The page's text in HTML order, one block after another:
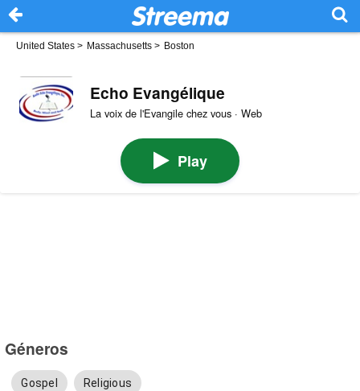
United States > Massachusetts > Boston
Echo Evangélique
La voix de l'Evangile chez vous · Web
Play
Géneros
Gospel Religious